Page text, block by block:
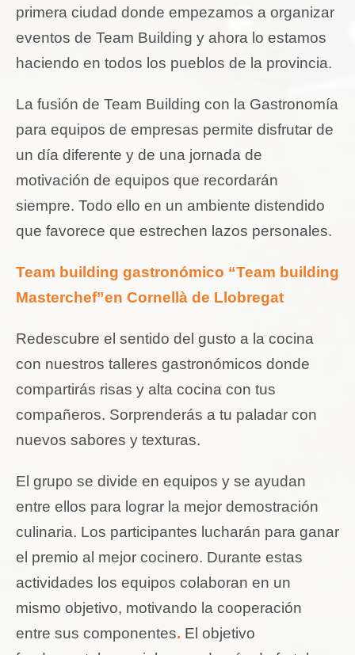
primera ciudad donde empezamos a organizar
eventos de Team Building y ahora lo estamos
haciendo en todos los pueblos de la provincia.
La fusión de Team Building con la Gastronomía
para equipos de empresas permite disfrutar de
un día diferente y de una jornada de
motivación de equipos que recordarán
siempre. Todo ello en un ambiente distendido
que favorece que estrechen lazos personales.
Team building gastronómico “Team building
Masterchef”en Cornellà de Llobregat
Redescubre el sentido del gusto a la cocina
con nuestros talleres gastronómicos donde
compartirás risas y alta cocina con tus
compañeros. Sorprenderás a tu paladar con
nuevos sabores y texturas.
El grupo se divide en equipos y se ayudan
entre ellos para lograr la mejor demostración
culinaria. Los participantes lucharán para ganar
el premio al mejor cocinero. Durante estas
actividades los equipos colaboran en un
mismo objetivo, motivando la cooperación
entre sus componentes. El objetivo